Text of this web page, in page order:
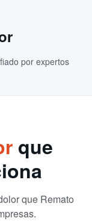
por expertos
que
que Remato